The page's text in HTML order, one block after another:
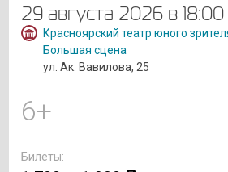
29 августа 2026 в 18:00
Красноярский театр юного
Большая сцена
ул. Ак. Вавилова, 25
6+
Билеты: